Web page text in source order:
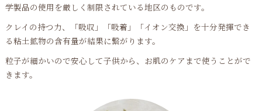
学製品の使用を厳しく制限されている地区のものです。
クレイの持つ力、「吸収」「吸着」「イオン交換」を十分発揮でき
る粘土鉱物の含有量が結果に繋がります。
粒子が細かいので安心して子供から、お肌のケアまで使うことがで
きます。